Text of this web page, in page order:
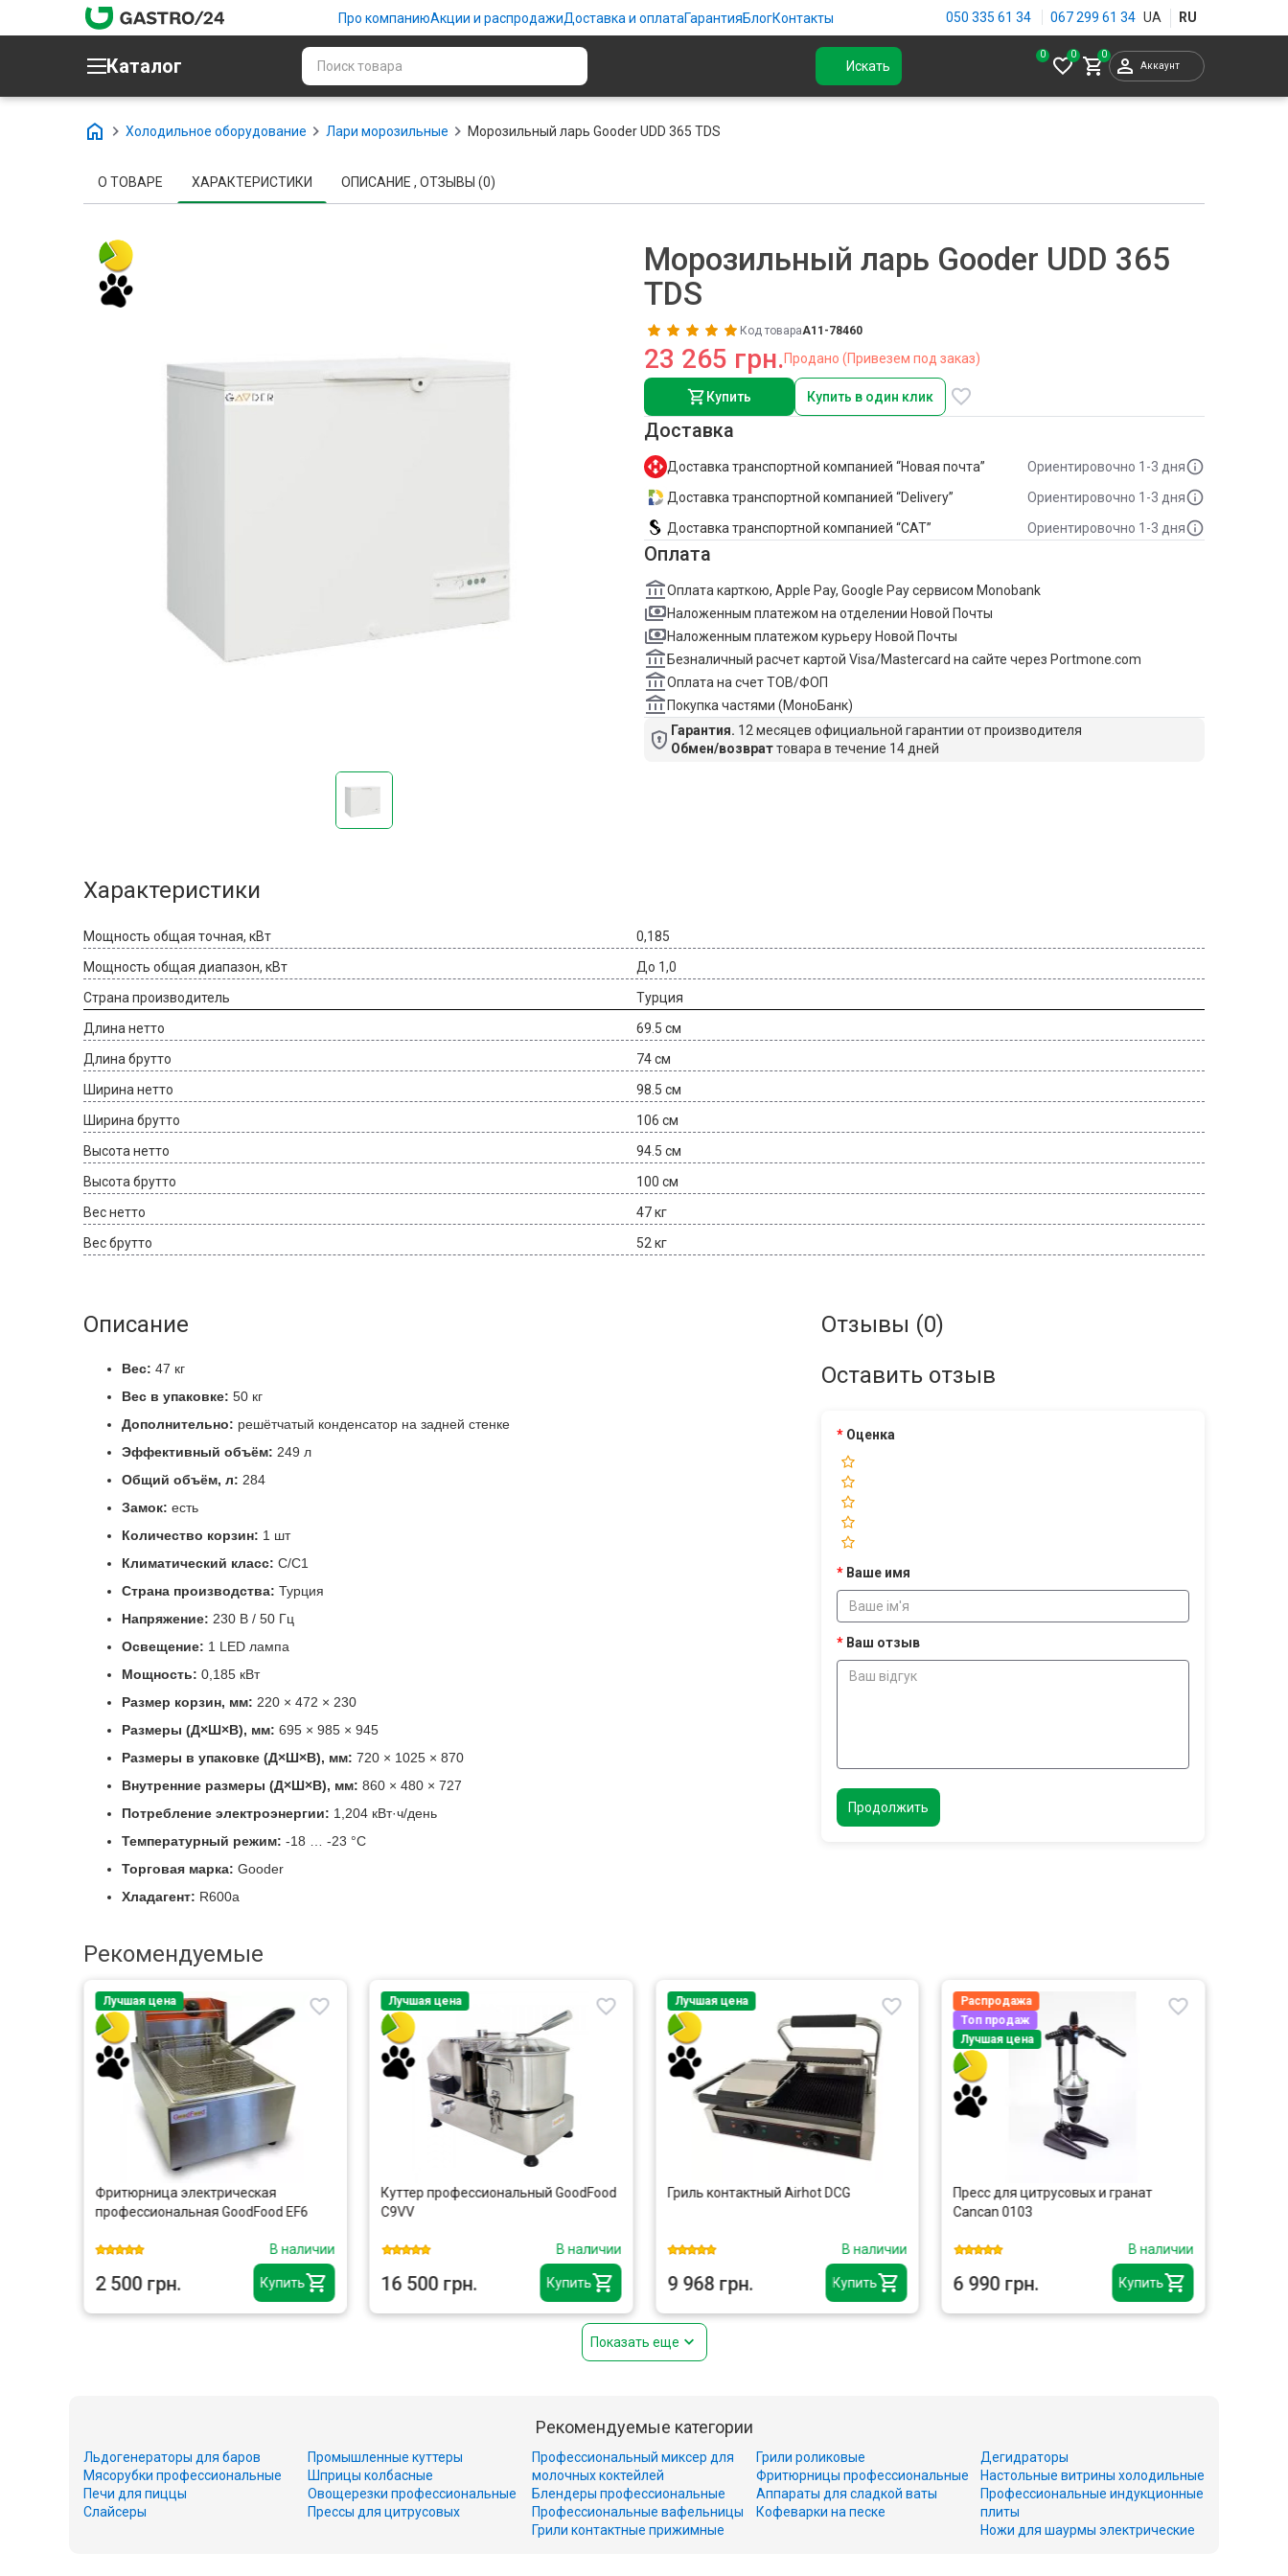
Про компаниюАкции и распродажиДоставка и оплатаГарантияБлогКонтакты 050 335 61 34 067 299 61 34
Каталог Искать
0
Аккаунт
Холодильное оборудование Лари морозильные Морозильный ларь Gooder UDD 365 TDS
О ТОВАРЕ ХАРАКТЕРИСТИКИ ОПИСАНИЕ , ОТЗЫВЫ (0)
Морозильный ларь Gooder UDD 365
TDS
Код товараA11-78460
23 265 грн.Продано (Привезем под заказ)
Купить Купить в один клик
Доставка
Доставка транспортной компанией “Новая почта”
Ориентировочно 1-3 дня
Доставка транспортной компанией “Delivery”
Ориентировочно 1-3 дня
Доставка транспортной компанией “САТ”
Ориентировочно 1-3 дня
Оплата
Оплата карткою, Apple Pay, Google Pay сервисом Monobank
Наложенным платежом на отделении Новой Почты
Наложенным платежом курьеру Новой Почты
Безналичный расчет картой Visa/Mastercard на сайте через Portmone.com
Оплата на счет ТОВ/ФОП
Покупка частями (МоноБанк)
Гарантия. 12 месяцев официальной гарантии от производителя
Обмен/возвраттовара в течение 14 дней
Характеристики
Мощность общая точная, кВт
0,185
Мощность общая диапазон, кВт
До 1,0
Страна производитель
Турция
Длина нетто
69.5 см
Длина брутто
74 см
Ширина нетто
98.5 см
Ширина брутто
106 см
Высота нетто
94.5 см
Высота брутто
100 см
Вес нетто
47 кг
Вес брутто
52 кг
Описание
Вес: 47 кг
Вес в упаковке: 50 кг
Дополнительно: решётчатый конденсатор на задней стенке
Эффективный объём: 249 л
Общий объём, л: 284
Замок: есть
Количество корзин: 1 шт
Климатический класс: C/C1
Страна производства: Турция
Напряжение: 230 В / 50 Гц
Освещение: 1 LED лампа
Мощность: 0,185 кВт
Размер корзин, мм: 220 × 472 × 230
Размеры (Д×Ш×В), мм: 695 × 985 × 945
Размеры в упаковке (Д×Ш×В), мм: 720 × 1025 × 870
Внутренние размеры (Д×Ш×В), мм: 860 × 480 × 727
Потребление электроэнергии: 1,204 кВт·ч/день
Температурный режим: -18 … -23 °C
Торговая марка: Gooder
Хладагент: R600a
Отзывы (0)
Оставить отзыв
Оценка
Ваше имя
Ваш отзыв
Продолжить
Рекомендуемые
Купить
Лучшая цена
Фритюрница электрическая
профессиональная GoodFood EF6
В наличии
2 500 грн. Купить
Лучшая цена
Куттер профессиональный GoodFood
C9VV
В наличии
16 500 грн. Купить
Лучшая цена
Гриль контактный Airhot DCG
В наличии
9 968 грн. Купить
Распродажа
Топ продаж
Лучшая цена
Пресс для цитрусовых и гранат
Cancan 0103
В наличии
6 990 грн.
Показать еще
Рекомендуемые категории
Льдогенераторы для баров
Мясорубки профессиональные
Печи для пиццы
Слайсеры
Промышленные куттеры
Шприцы колбасные
Овощерезки профессиональные
Прессы для цитрусовых
Профессиональный миксер для
молочных коктейлей
Блендеры профессиональные
Профессиональные вафельницы
Грили контактные прижимные
Грили роликовые
Фритюрницы профессиональные
Аппараты для сладкой ваты
Кофеварки на песке
Дегидраторы
Настольные витрины холодильные
Профессиональные индукционные
плиты
Ножи для шаурмы электрические